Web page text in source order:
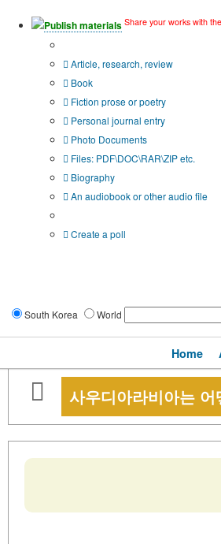
Publish materials Share your works with
Article, research, review
Book
Fiction prose or poetry
Personal journal entry
Photo Documents
Files: PDF\DOC\RAR\ZIP etc.
Biography
An audiobook or other audio file
Create a poll
South Korea World
Home
사우디아라비아는